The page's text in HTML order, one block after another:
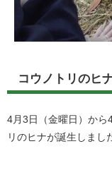
コウノトリのヒ
4月3日（金曜日）から
リのヒナが誕生しまし